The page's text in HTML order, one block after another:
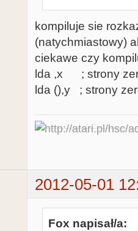
kompiluje sie
(natychmiastowy)
ciekawe czy
lda ,x ; strony
lda (),y ; strony
2012-05-01
Fox napisał/a: